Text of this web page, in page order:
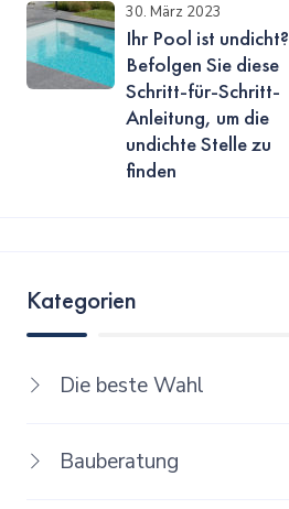
30. März 2023
Ihr Pool ist undicht?
Befolgen Sie diese
Schritt-für-Schritt-
Anleitung, um die
undichte Stelle zu
finden
Kategorien
Die beste Wahl
Bauberatung